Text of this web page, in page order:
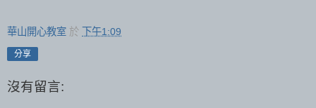
華山開心教室 於 下午1:09
分享
沒有留言: